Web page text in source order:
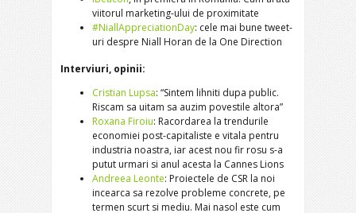
viitorul marketing-ului de proximitate
#NiallAppreciationDay: cele mai bune tweet-
uri despre Niall Horan de la One Direction
Interviuri, opinii:
Cristian Lupsa: “Sintem lihniti dupa public.
Riscam sa uitam sa auzim povestile altora”
Roxana Firoiu: Racordarea la trendurile
economiei post-capitaliste e vitala pentru
industria noastra, iar acest nou fir rosu s-a
putut urmari si anul acesta la Cannes Lions
Andreea Leonte: Proiectele de CSR la noi
incearca sa rezolve probleme concrete, pe
termen scurt si mediu. Mai nasol este cum